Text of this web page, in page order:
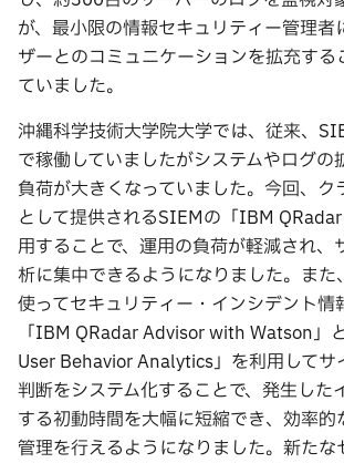
が、最小限の情報セキュリティー管理者
ザーとのコミュニケーションを拡充する
ていました。
沖縄科学技術大学院大学では、従来、
で稼働していましたがシステムやログの
負荷が大きくなっていました。今回、ク
として提供されるSIEMの「IBM
用することで、運用の負荷が軽減され、
析に集中できるようになりました。ま
使ってセキュリティー・インシデント情
「IBM QRadar Advisor with Watson」
User Behavior Analytics」を利用してサ
判断をシステム化することで、発生した
する初動時間を大幅に短縮でき、効率的
管理を行えるようになりました。新たな